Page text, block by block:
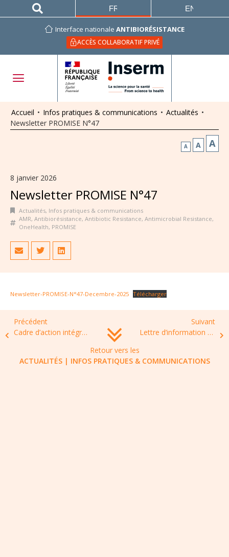
Interface nationale ANTIBIORÉSISTANCE
ACCÈS COLLABORATIF PRIVÉ
FRANÇAIS ENGLISH
Accueil • Infos pratiques & communications • Actualités •
Newsletter PROMISE N°47
A A A
8 janvier 2026
Newsletter PROMISE N°47
Actualités, Infos pratiques & communications
AMR, Antibiorésistance, Antibiotic Resistance, Antimicrobial Resistance,
OneHealth, PROMISE
Newsletter-PROMISE-N°47-Decembre-2025 Télécharger
Précédent
Cadre d’action intégré de l’OMS contre la résistance aux médicaments pour le VIH, l’hépatite B et C et les IST, 2026-2030
Suivant
Lettre d’information de Janvier 2026
Retour vers les
ACTUALITÉS| INFOS PRATIQUES & COMMUNICATIONS